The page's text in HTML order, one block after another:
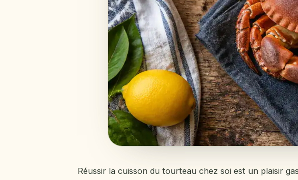
Réussir la cuisson du tourteau chez soi est un plaisir